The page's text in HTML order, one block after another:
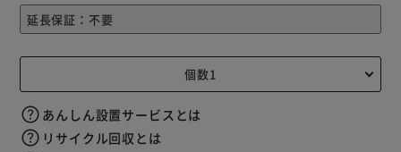
あんしん設置サービスとは
リサイクル回収とは